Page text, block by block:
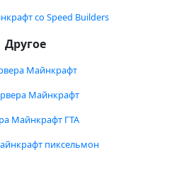
со Speed Builders
Другое
Майнкрафт
Майнкрафт
Майнкрафт ГТА
пиксельмон